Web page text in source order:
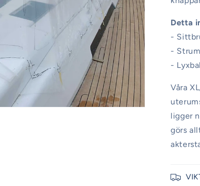
Detta
-
-
-
Våra
ligger
görs